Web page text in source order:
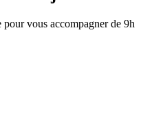
vous accompagner de 9h